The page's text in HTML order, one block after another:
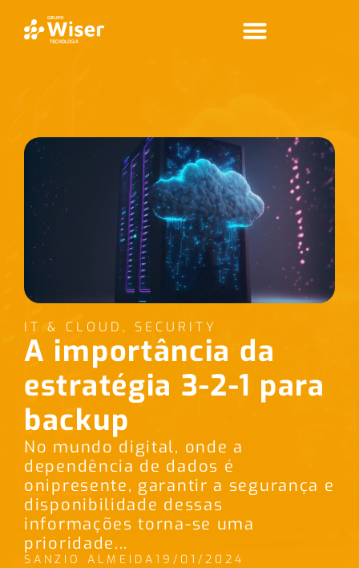
IT & CLOUD , SECURITY
A importância da
estratégia 3-2-1 para
backup
No mundo digital, onde a
dependência de dados é
onipresente, garantir a segurança e
disponibilidade dessas
informações torna-se uma
prioridade...
SANZIO ALMEIDA 19/01/2024